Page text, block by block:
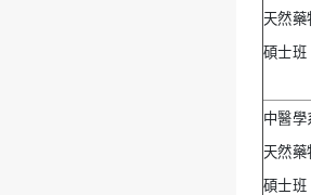
天然藥
碩士班
中醫學
天然藥
碩士班